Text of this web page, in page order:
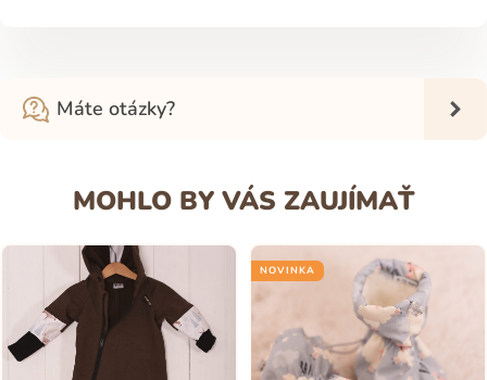
Máte otázky?
MOHLO BY VÁS ZAUJÍMAŤ
NOVINKA